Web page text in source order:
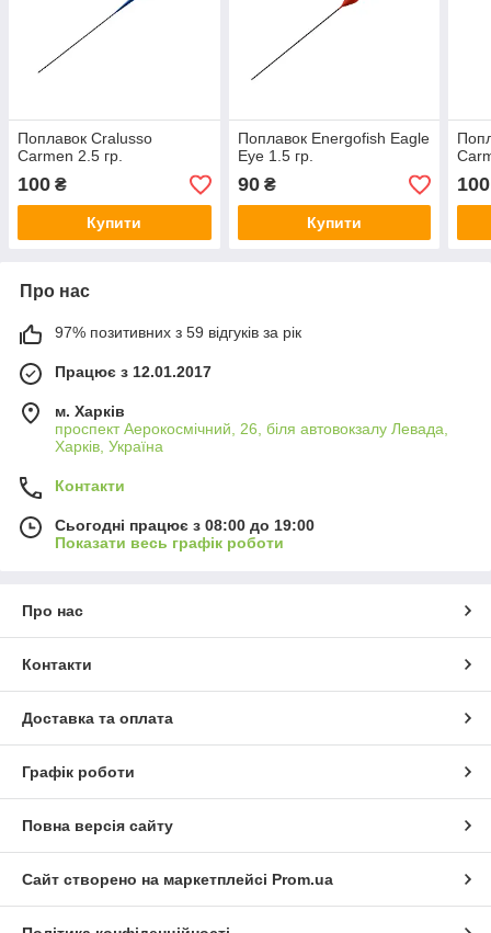
Поплавок Cralusso
Carmen 2.5 гр.
100 ₴
Купити
Поплавок Energofish Eagle
Eye 1.5 гр.
90₴
Купити
100
Про нас
97% позитивних з 59 відгуків за рік
Працює з 12.01.2017
м. Харків
проспект Аерокосмічний, 26, біля автовокзалу Левада,
Харків, Україна
Контакти
Сьогодні працює з 08:00 до 19:00
Показати весь графік роботи
Про нас
Контакти
Доставка та оплата
Графік роботи
Повна версія сайту
Сайт створено на маркетплейсі Prom.ua